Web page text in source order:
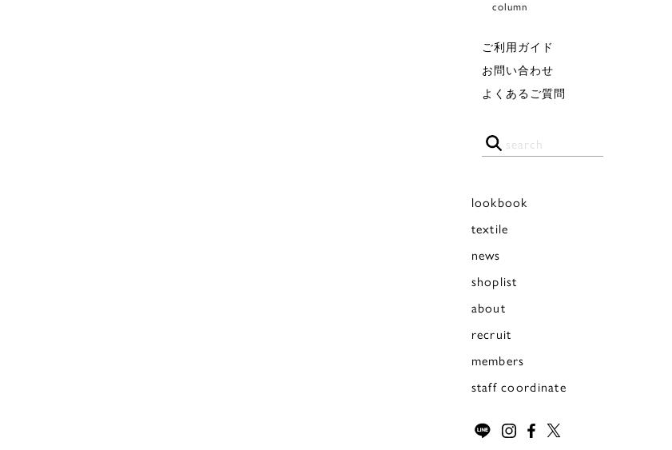
column
ご利用ガイド
お問い合わせ
よくあるご質問
lookbook
textile
news
shoplist
about
recruit
members
staff coordinate